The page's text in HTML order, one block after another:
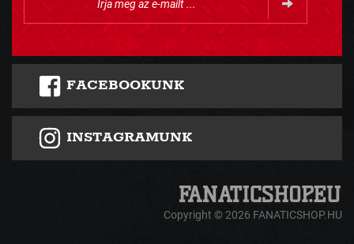
FACEBOOKUNK
INSTAGRAMUNK
Copyright © 2026 FANATICSHOP.HU